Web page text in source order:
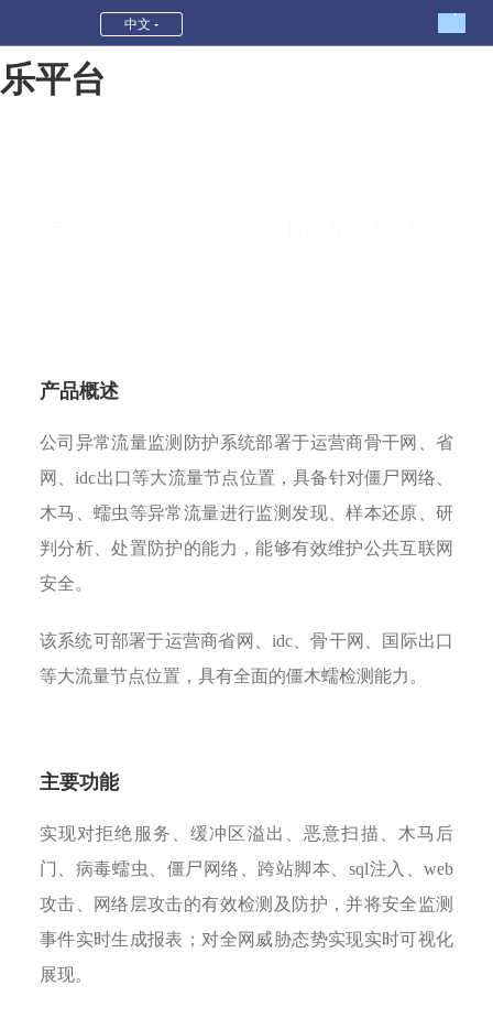
异常流量监测防护系统-和记娱
乐平台
中文
产品概述
公司异常流量监测防护系统部署于运营商骨干网、省
网、idc出口等大流量节点位置，具备针对僵尸网络、
木马、蠕虫等异常流量进行监测发现、样本还原、研
判分析、处置防护的能力，能够有效维护公共互联网
安全。
该系统可部署于运营商省网、idc、骨干网、国际出口
等大流量节点位置，具有全面的僵木蠕检测能力。
主要功能
实现对拒绝服务、缓冲区溢出、恶意扫描、木马后
门、病毒蠕虫、僵尸网络、跨站脚本、sql注入、web
攻击、网络层攻击的有效检测及防护，并将安全监测
事件实时生成报表；对全网威胁态势实现实时可视化
展现。